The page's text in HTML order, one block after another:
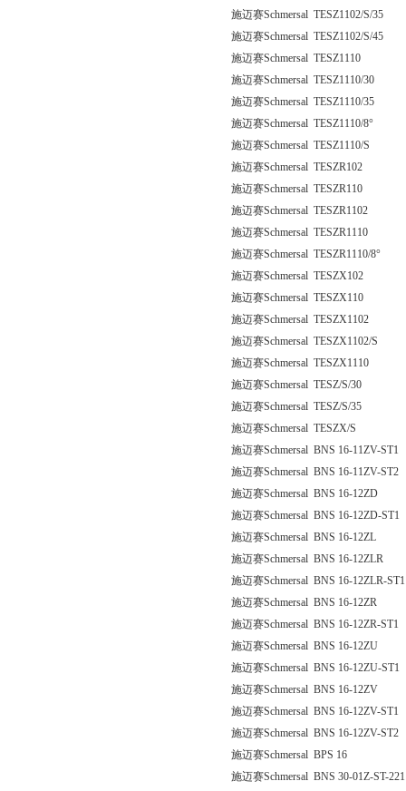
施迈赛Schmersal TESZ1102/S/35
施迈赛Schmersal TESZ1102/S/45
施迈赛Schmersal TESZ1110
施迈赛Schmersal TESZ1110/30
施迈赛Schmersal TESZ1110/35
施迈赛Schmersal TESZ1110/8°
施迈赛Schmersal TESZ1110/S
施迈赛Schmersal TESZR102
施迈赛Schmersal TESZR110
施迈赛Schmersal TESZR1102
施迈赛Schmersal TESZR1110
施迈赛Schmersal TESZR1110/8°
施迈赛Schmersal TESZX102
施迈赛Schmersal TESZX110
施迈赛Schmersal TESZX1102
施迈赛Schmersal TESZX1102/S
施迈赛Schmersal TESZX1110
施迈赛Schmersal TESZ/S/30
施迈赛Schmersal TESZ/S/35
施迈赛Schmersal TESZX/S
施迈赛Schmersal BNS 16-11ZV-ST1
施迈赛Schmersal BNS 16-11ZV-ST2
施迈赛Schmersal BNS 16-12ZD
施迈赛Schmersal BNS 16-12ZD-ST1
施迈赛Schmersal BNS 16-12ZL
施迈赛Schmersal BNS 16-12ZLR
施迈赛Schmersal BNS 16-12ZLR-ST1
施迈赛Schmersal BNS 16-12ZR
施迈赛Schmersal BNS 16-12ZR-ST1
施迈赛Schmersal BNS 16-12ZU
施迈赛Schmersal BNS 16-12ZU-ST1
施迈赛Schmersal BNS 16-12ZV
施迈赛Schmersal BNS 16-12ZV-ST1
施迈赛Schmersal BNS 16-12ZV-ST2
施迈赛Schmersal BPS 16
施迈赛Schmersal BNS 30-01Z-ST-